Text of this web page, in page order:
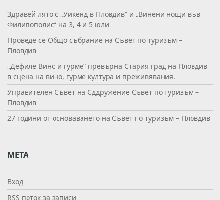
Здравей лято с „Уикенд в Пловдив“ и „Винени нощи във
Филипополис“ на 3, 4 и 5 юли
Проведе се Общо събрание на Съвет по туризъм –
Пловдив
„Дефиле Вино и гурме“ превърна Стария град на Пловдив
в сцена на вино, гурме култура и преживявания.
Управителен Съвет на Сддружение Съвет по туризъм –
Пловдив
27 години от основаването на Съвет по туризъм – Пловдив
МЕТА
Вход
RSS поток за записи